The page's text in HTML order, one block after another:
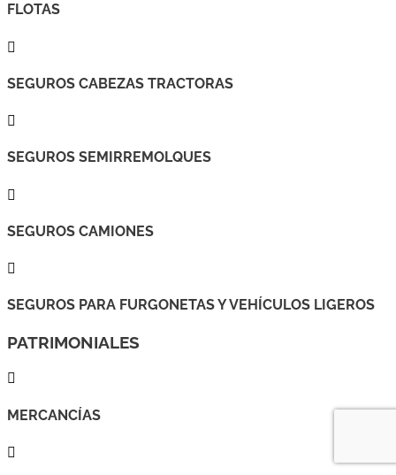
FLOTAS

SEGUROS CABEZAS TRACTORAS

SEGUROS SEMIRREMOLQUES

SEGUROS CAMIONES

SEGUROS PARA FURGONETAS Y VEHÍCULOS LIGEROS
PATRIMONIALES

MERCANCÍAS
